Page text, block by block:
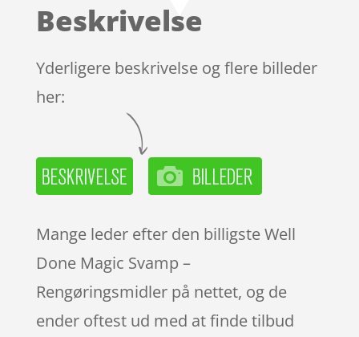
Beskrivelse
Yderligere beskrivelse og flere billeder
her:
Mange leder efter den billigste Well
Done Magic Svamp –
Rengøringsmidler på nettet, og de
ender oftest ud med at finde tilbud